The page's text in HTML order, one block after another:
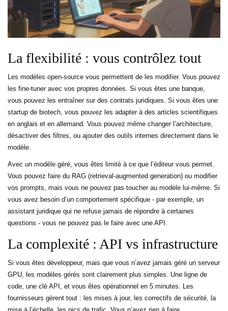
La flexibilité : vous contrôlez tout
Les modèles open-source vous permettent de les modifier. Vous pouvez
les fine-tuner avec vos propres données. Si vous êtes une banque,
vous pouvez les entraîner sur des contrats juridiques. Si vous êtes une
startup de biotech, vous pouvez les adapter à des articles scientifiques
en anglais et en allemand. Vous pouvez même changer l’architecture,
désactiver des filtres, ou ajouter des outils internes directement dans le
modèle.
Avec un modèle géré, vous êtes limité à ce que l’éditeur vous permet.
Vous pouvez faire du RAG (retrieval-augmented generation) ou modifier
vos prompts, mais vous ne pouvez pas toucher au modèle lui-même. Si
vous avez besoin d’un comportement spécifique - par exemple, un
assistant juridique qui ne refuse jamais de répondre à certaines
questions - vous ne pouvez pas le faire avec une API.
La complexité : API vs infrastructure
Si vous êtes développeur, mais que vous n’avez jamais géré un serveur
GPU, les modèles gérés sont clairement plus simples. Une ligne de
code, une clé API, et vous êtes opérationnel en 5 minutes. Les
fournisseurs gèrent tout : les mises à jour, les correctifs de sécurité, la